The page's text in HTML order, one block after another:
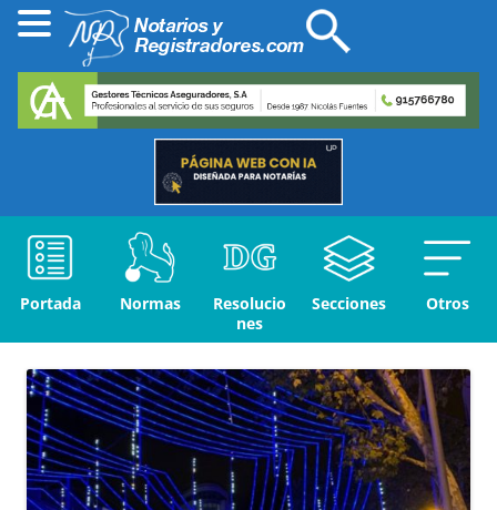
Portada Normas
Resolucio
nes
Secciones Otros